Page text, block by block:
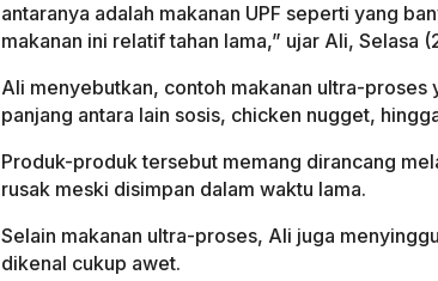
antaranya adalah makanan UPF seperti yang
makanan ini relatif tahan lama,” ujar Ali, Selasa
Ali menyebutkan, contoh makanan ultra-proses
panjang antara lain sosis, chicken nugget,
Produk-produk tersebut memang dirancang
rusak meski disimpan dalam waktu lama.
Selain makanan ultra-proses, Ali juga
dikenal cukup awet.